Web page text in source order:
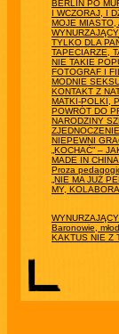
BERLIN PO
I WCZORAJ, I
MOJE MIASTO,
TYLKO DLA
TAPECIARZE,
NIE TAKIE
FOTOGRAF I
MODNIE
KONTAKT Z
MATKI-POLKI,
POWRÓT DO
NARODZINY
NIEPEWNI
„KOCHAĆ” –
MADE IN CHINA
Proza
„NIE MA JUŻ
MY,
Baronowie,
KAKTUS NIE Z